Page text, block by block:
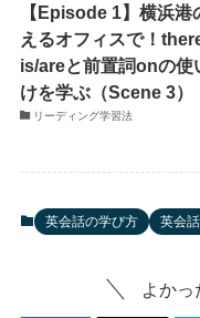
【Episode 1】横浜港
えるオフィスで！
is/areと前置詞onの使
けを学ぶ（Scene 3）
リーディング学習法
英会話の学び方 英会
よかっ